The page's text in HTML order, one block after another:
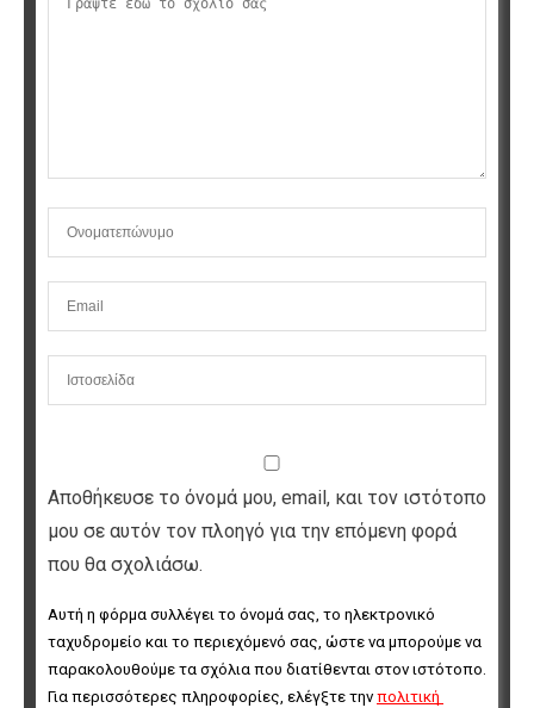
Αποθήκευσε το όνομά μου, email, και τον ιστότοπο
μου σε αυτόν τον πλοηγό για την επόμενη φορά
που θα σχολιάσω.
Αυτή η φόρμα συλλέγει το όνομά σας, το ηλεκτρονικό
ταχυδρομείο και το περιεχόμενό σας, ώστε να μπορούμε να
παρακολουθούμε τα σχόλια που διατίθενται στον ιστότοπο.
Για περισσότερες πληροφορίες, ελέγξτε την πολιτική